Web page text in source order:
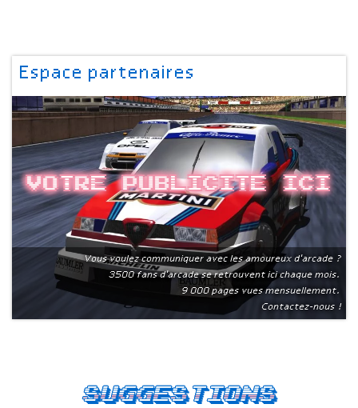
Espace partenaires
Votre publicite ici
Vous voulez communiquer avec les amoureux d'arcade ?
3500 fans d'arcade se retrouvent ici chaque mois.
9 000 pages vues mensuellement.
Contactez-nous !
Suggestions